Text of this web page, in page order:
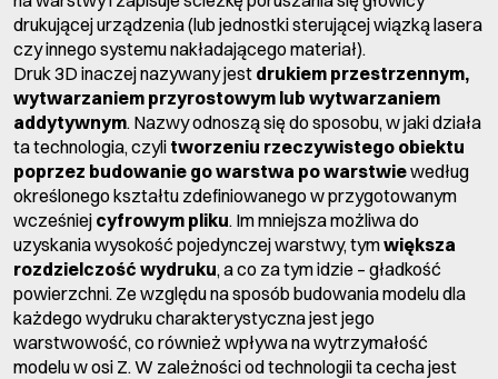
drukującej urządzenia (lub jednostki sterującej wiązką lasera
czy innego systemu nakładającego materiał).
Druk 3D inaczej nazywany jest drukiem przestrzennym,
wytwarzaniem przyrostowym lub wytwarzaniem
addytywnym. Nazwy odnoszą się do sposobu, w jaki działa
ta technologia, czyli tworzeniu rzeczywistego obiektu
poprzez budowanie go warstwa po warstwiewedług
określonego kształtu zdefiniowanego w przygotowanym
wcześniej cyfrowym pliku. Im mniejsza możliwa do
uzyskania wysokość pojedynczej warstwy, tymwiększa
rozdzielczość wydruku, a co za tym idzie – gładkość
powierzchni. Ze względu na sposób budowania modelu dla
każdego wydruku charakterystyczna jest jego
warstwowość, co również wpływa na wytrzymałość
modelu w osi Z. W zależności od technologii ta cecha jest